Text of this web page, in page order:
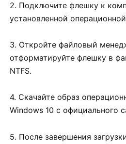
2. Подключите флешку к
установленной
3. Откройте файловый
отформатируйте флешку в
NTFS.
4. Скачайте образ
Windows 10 с официального
5. После завершения